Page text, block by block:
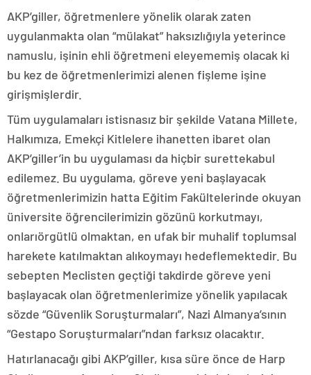
AKP’giller, öğretmenlere yönelik olarak zaten
uygulanmakta olan “mülakat” haksızlığıyla yeterince
namuslu, işinin ehli öğretmeni eleyememiş olacak ki
bu kez de öğretmenlerimizi alenen fişleme işine
girişmişlerdir.
Tüm uygulamaları istisnasız bir şekilde Vatana Millete,
Halkımıza, Emekçi Kitlelere ihanetten ibaret olan
AKP’giller’in bu uygulaması da hiçbir surettekabul
edilemez. Bu uygulama, göreve yeni başlayacak
öğretmenlerimizin hatta Eğitim Fakültelerinde okuyan
üniversite öğrencilerimizin gözünü korkutmayı,
onlarıörgütlü olmaktan, en ufak bir muhalif toplumsal
harekete katılmaktan alıkoymayı hedeflemektedir. Bu
sebepten Meclisten geçtiği takdirde göreve yeni
başlayacak olan öğretmenlerimize yönelik yapılacak
sözde “Güvenlik Soruşturmaları”, Nazi Almanya’sının
“Gestapo Soruşturmaları”ndan farksız olacaktır.
Hatırlanacağı gibi AKP’giller, kısa süre önce de Harp